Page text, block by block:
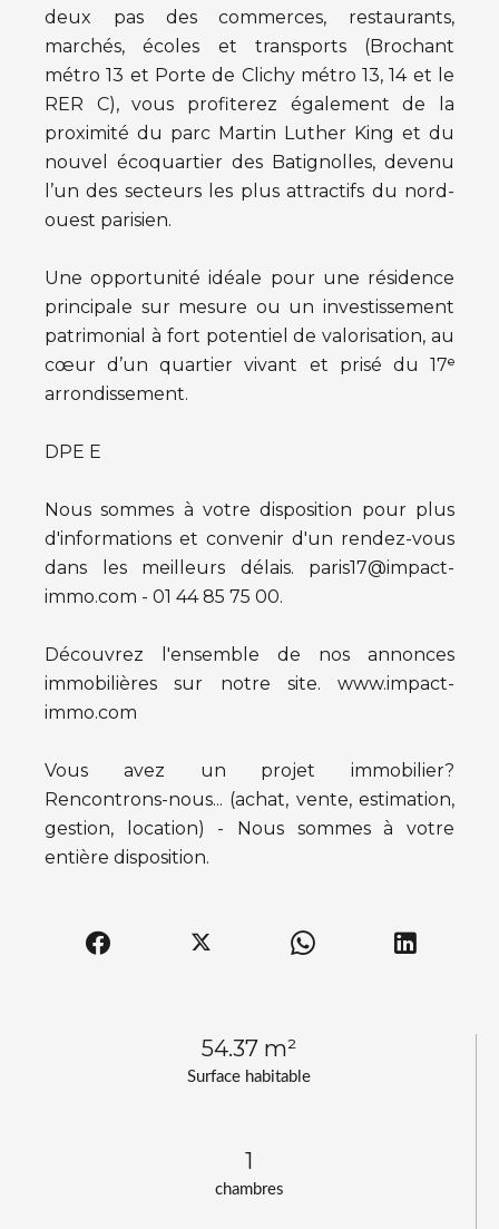
Surface habitable
54.37 m²
chambres
1
deux pas des commerces, restaurants,
marchés, écoles et transports (Brochant
métro 13 et Porte de Clichy métro 13, 14 et le
RER C), vous profiterez également de la
proximité du parc Martin Luther King et du
nouvel écoquartier des Batignolles, devenu
l’un des secteurs les plus attractifs du nord-
ouest parisien.
Une opportunité idéale pour une résidence
principale sur mesure ou un investissement
patrimonial à fort potentiel de valorisation, au
cœur d’un quartier vivant et prisé du 17ᵉ
arrondissement.
DPE E
Nous sommes à votre disposition pour plus
d'informations et convenir d'un rendez-vous
dans les meilleurs délais. paris17@impact-
immo.com - 01 44 85 75 00.
Découvrez l'ensemble de nos annonces
immobilières sur notre site. www.impact-
immo.com
Vous avez un projet immobilier?
Rencontrons-nous... (achat, vente, estimation,
gestion, location) - Nous sommes à votre
entière disposition.